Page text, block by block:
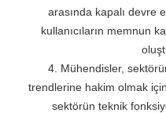
arasında kapalı devre
kullanıcıların memnun
4. Mühendisler,
trendlerine hakim olmak
sektörün teknik